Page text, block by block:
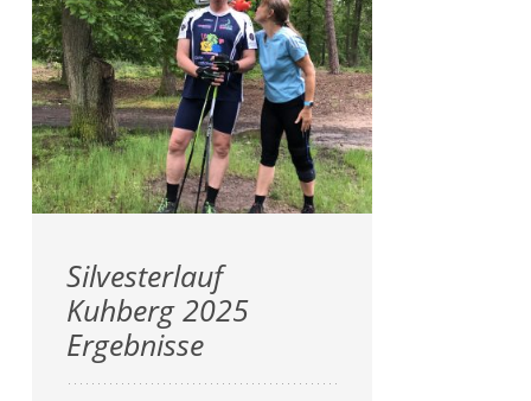
Silvesterlauf
Kuhberg 2025
Ergebnisse